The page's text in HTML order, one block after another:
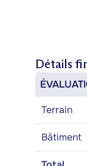
Détails
Terrain
Bâtiment